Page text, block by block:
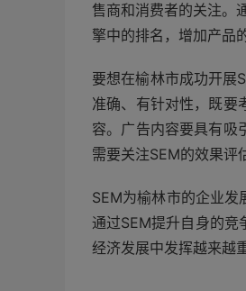
售商和消费者的关注。
擎中的排名，增加产品
要想在榆林市成功开展
准确、有针对性，既要
容。广告内容要具有吸
需要关注SEM的效果评
SEM为榆林市的企业发
通过SEM提升自身的竞
经济发展中发挥越来越